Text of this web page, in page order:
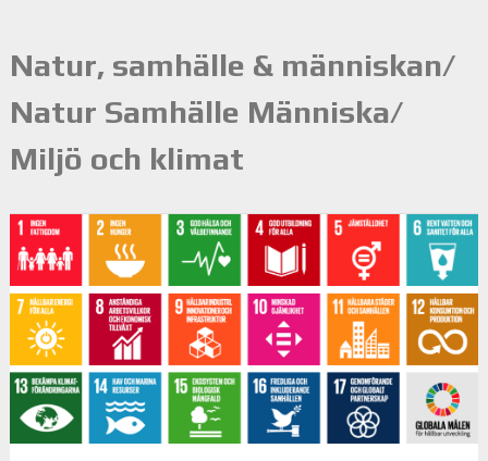
Natur, samhälle & människan/
Natur Samhälle Människa/
Miljö och klimat